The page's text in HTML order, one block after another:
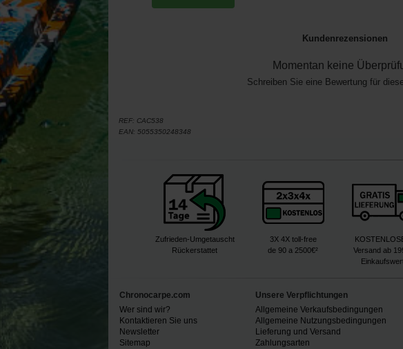
Kundenrezensionen
Momentan keine
Schreiben Sie eine Bewertung für
REF: CAC538
EAN: 5055350248348
Zufrieden-Umgetauscht
Rückerstattet
3X 4X toll-free
de 90 a 2500€²
Versand ab
Chronocarpe.com
Wer sind wir?
Kontaktieren Sie uns
Newsletter
Sitemap
Unsere Verpflichtungen
Allgemeine Verkaufsbedingungen
Allgemeine Nutzungsbedingungen
Lieferung und Versand
Zahlungsarten